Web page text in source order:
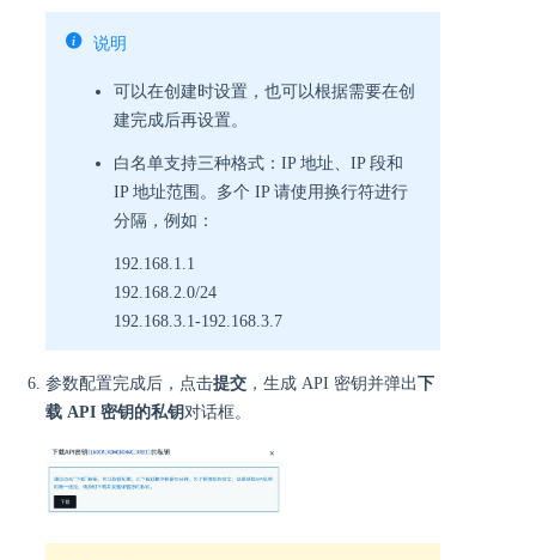
说明
可以在创建时设置，也可以根据需要在创
建完成后再设置。
白名单支持三种格式：IP 地址、IP 段和
IP 地址范围。多个 IP 请使用换行符进行
分隔，例如：
192.168.1.1
192.168.2.0/24
192.168.3.1-192.168.3.7
参数配置完成后，点击提交 ，生成 API 密钥并弹出下
载 API 密钥的私钥 对话框。